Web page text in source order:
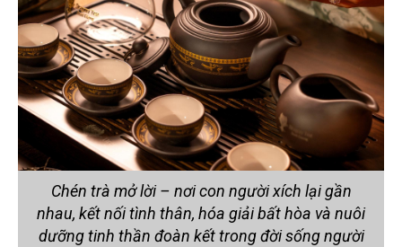
Chén trà mở lời – nơi con người xích lại gần
nhau, kết nối tình thân, hóa giải bất hòa và nuôi
dưỡng tinh thần đoàn kết trong đời sống người